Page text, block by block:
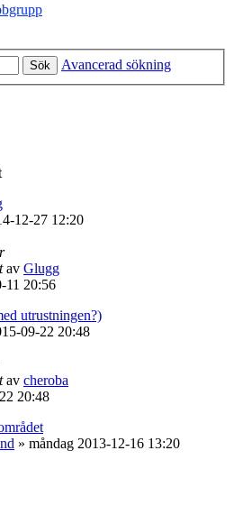
Sök
Avancerad sökning
12-27 12:20
av Glugg
11 20:56
utrustningen?)
09-22 20:48
av cheroba
20:48
» måndag 2013-12-16 13:20